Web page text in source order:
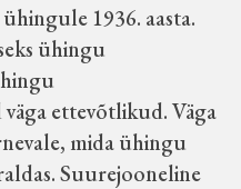
1936. aasta.
ühingu
ettevõtlikud. Väga
mida ühingu
Suurejooneline